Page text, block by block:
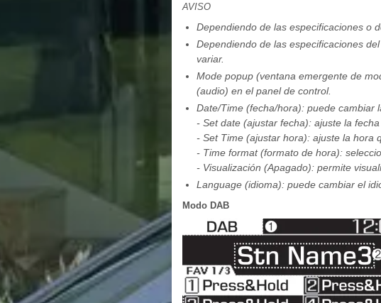
AVISO
Dependiendo de las especificaciones o
Dependiendo de las especificaciones
variar.
Mode popup (ventana emergente de
(audio) en el panel de control.
Date/Time (fecha/hora): puede cambiar
- Set date (ajustar fecha): ajuste la
- Set Time (ajustar hora): ajuste la hora
- Time format (formato de hora):
- Visualización (Apagado): permite
Language (idioma): puede cambiar el
Modo DAB